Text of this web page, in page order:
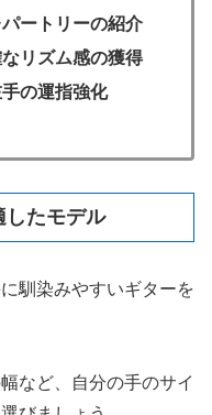
ートリーの紹介
リズム感の獲得
の運指強化
したモデル
馴染みやすいギターを
など、自分の手のサイ